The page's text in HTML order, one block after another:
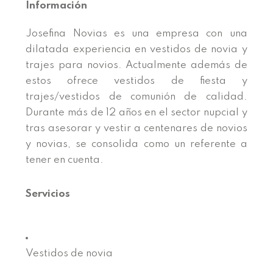
Información
Josefina Novias es una empresa con una
dilatada experiencia en vestidos de novia y
trajes para novios. Actualmente además de
estos ofrece vestidos de fiesta y
trajes/vestidos de comunión de calidad.
Durante más de 12 años en el sector nupcial y
tras asesorar y vestir a centenares de novios
y novias, se consolida como un referente a
tener en cuenta.
Servicios
Vestidos de novia